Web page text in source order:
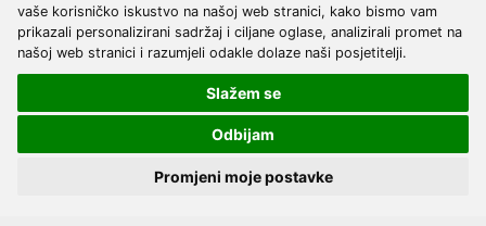
vaše korisničko iskustvo na našoj web stranici, kako bismo vam
prikazali personalizirani sadržaj i ciljane oglase, analizirali promet na
našoj web stranici i razumjeli odakle dolaze naši posjetitelji.
Slažem se
Odbijam
Promjeni moje postavke
Upoznajte nas
Servis
Katalozi